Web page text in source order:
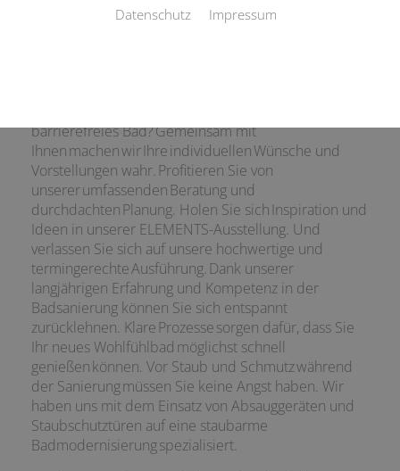
barrierefreies Bad? Gemeinsam mit
Ihnen machen wir Ihre individuellen Wünsche und
Vorstellungen wahr. Profitieren Sie von
unserer umfassenden Beratung und
durchdachten Planung. Holen Sie sich Inspiration und
Ideen in unserer ELEMENTS-Ausstellung. Und
verlassen Sie sich auf unsere hochwertige und
termingerechte Ausführung. Dank unserer
langjährigen Erfahrung und Kompetenz in der
Badsanierung können Sie sich entspannt
zurücklehnen. Klare Prozesse sorgen dafür, dass Sie
Ihr neues Wohlfühlbad möglichst schnell
genießen können. Vor Staub und Schmutz während
der Sanierung müssen Sie keine Angst haben. Wir
haben uns mit dem Einsatz von Absauggeräten und
Staubschutztüren auf eine staubarme
Badmodernisierung spezialisiert.
Datenschutz Impressum